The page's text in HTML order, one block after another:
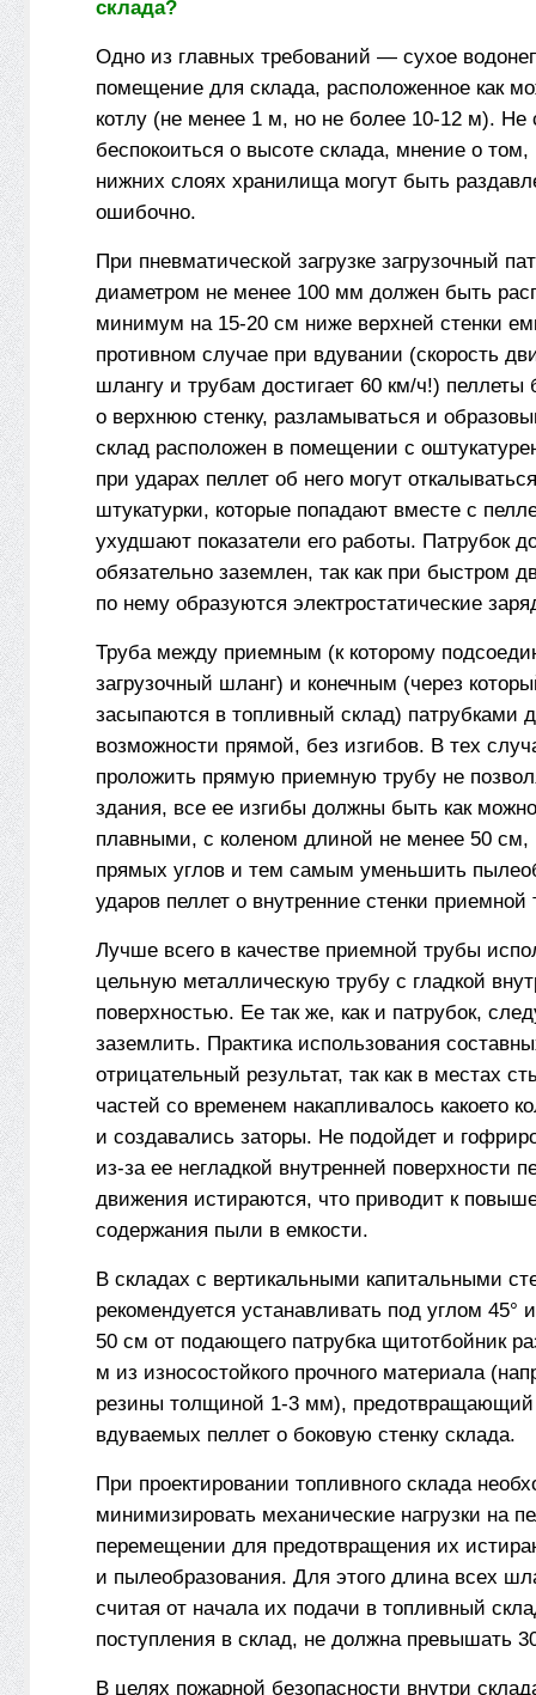
склада?
Одно из главных требований — сухое
помещение для склада, расположенное как
котлу (не менее 1 м, но не более 10-12 м). Не
беспокоиться о высоте склада, мнение о том,
нижних слоях хранилища могут быть
ошибочно.
При пневматической загрузке загрузочный
диаметром не менее 100 мм должен быть
минимум на 15-20 см ниже верхней стенки
противном случае при вдувании (скорость
шлангу и трубам достигает 60 км/ч!) пеллеты
о верхнюю стенку, разламываться и
склад расположен в помещении с
при ударах пеллет об него могут
штукатурки, которые попадают вместе с
ухудшают показатели его работы. Патрубок
обязательно заземлен, так как при быстром
по нему образуются электростатические
Труба между приемным (к которому
загрузочный шланг) и конечным (через
засыпаются в топливный склад) патрубками
возможности прямой, без изгибов. В тех
проложить прямую приемную трубу не
здания, все ее изгибы должны быть как
плавными, с коленом длиной не менее 50 см,
прямых углов и тем самым уменьшить
ударов пеллет о внутренние стенки приемной
Лучше всего в качестве приемной трубы
цельную металлическую трубу с гладкой
поверхностью. Ее так же, как и патрубок,
заземлить. Практика использования
отрицательный результат, так как в местах
частей со временем накапливалось какое­то
и создавались заторы. Не подойдет и
из-за ее негладкой внутренней поверхности
движения истираются, что приводит к
содержания пыли в емкости.
В складах с вертикальными капитальными
рекомендуется устанавливать под углом 45°
50 см от подающего патрубка щит­отбойник
м из износостойкого прочного материала
резины толщиной 1-3 мм),
вдуваемых пеллет о боковую стенку склада.
При проектировании топливного склада
минимизировать механические нагрузки на
перемещении для предотвращения их
и пылеобразования. Для этого длина всех
считая от начала их подачи в топливный
поступления в склад, не должна превышать
В целях пожарной безопасности внутри